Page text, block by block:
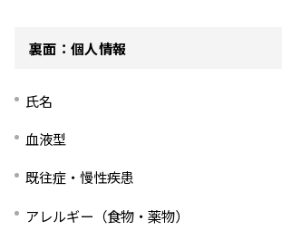
裏面：個人情報
氏名
血液型
既往症・慢性疾患
アレルギー（食物・薬物）